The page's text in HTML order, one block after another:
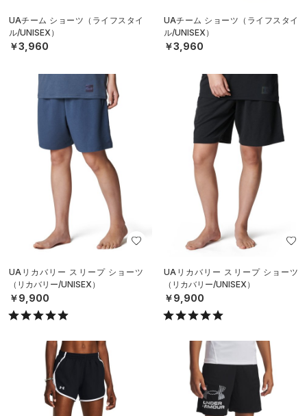
UAチーム ショーツ（ライフスタイ
ル/UNISEX）
￥3,960
UAチーム ショーツ（ライフスタイ
ル/UNISEX）
￥3,960
UAリカバリー スリープ ショーツ
（リカバリー/UNISEX）
￥9,900
UAリカバリー スリープ ショーツ
（リカバリー/UNISEX）
￥9,900